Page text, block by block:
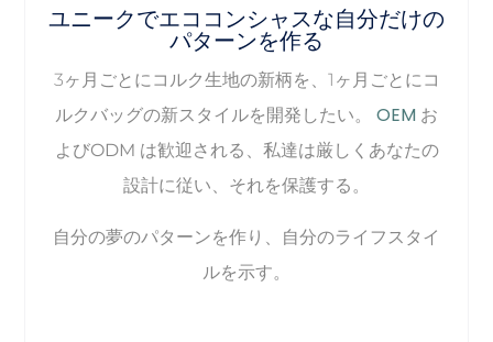
ユニークでエココンシャスな自分だけの
パターンを作る
3ヶ月ごとにコルク生地の新柄を、1ヶ月ごとにコ
ルクバッグの新スタイルを開発したい。 OEM お
よびODM は歓迎される、私達は厳しくあなたの
設計に従い、それを保護する。
自分の夢のパターンを作り、自分のライフスタイ
ルを示す。